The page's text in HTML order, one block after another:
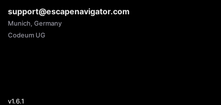
support@escapenavigator.com
Munich, Germany
Codeum UG
v1.6.1